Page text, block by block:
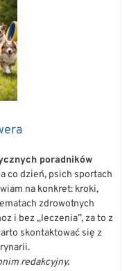
poradników
co dzień, psich sportach
na konkret: kroki,
zdrowotnych
i bez „leczenia”, za to z
skontaktować się z
redakcyjny.